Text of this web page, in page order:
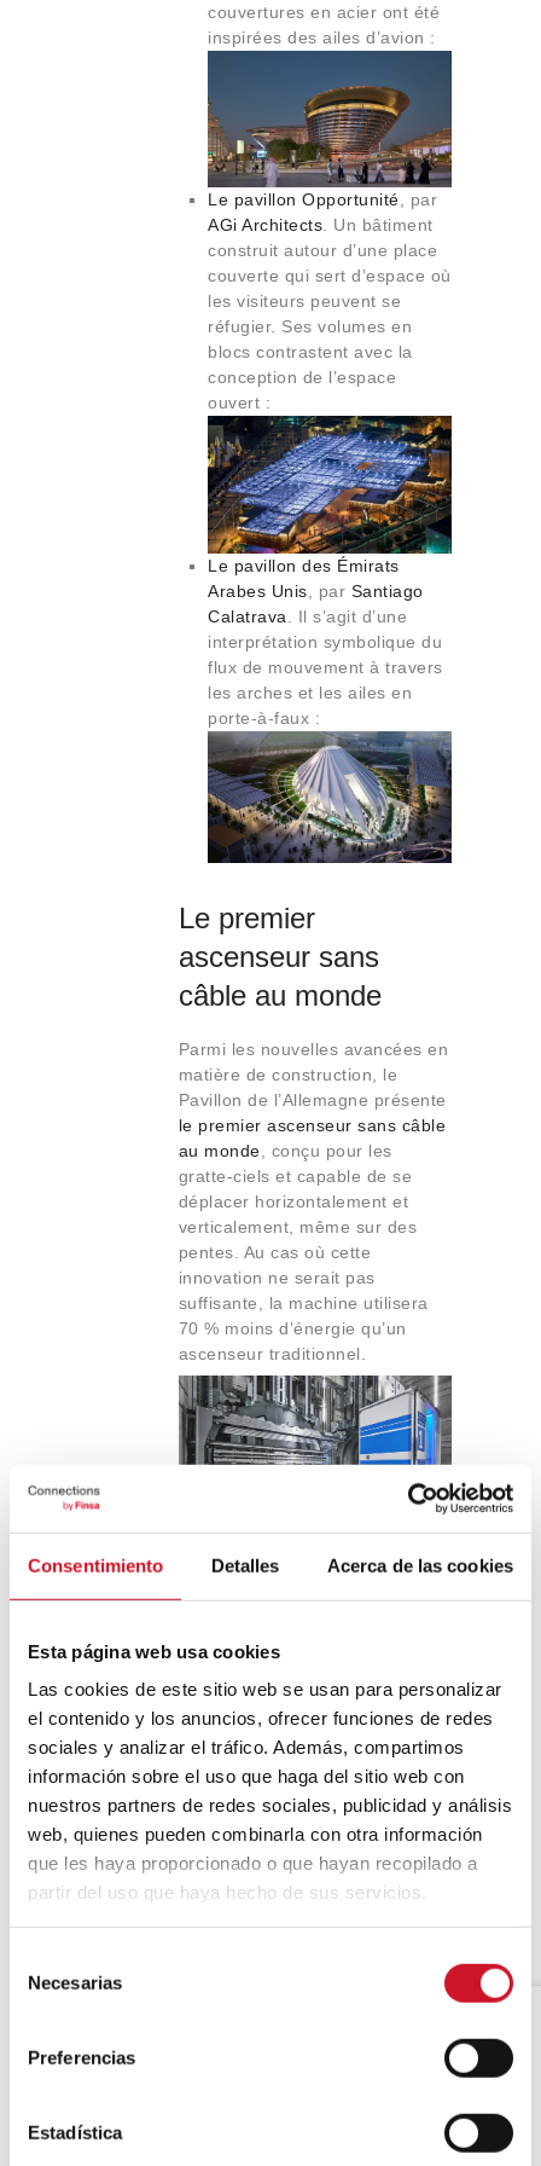
Consentimiento Detalles Acerca de las cookies
Esta página web usa cookies
Las cookies de este sitio web se usan para personalizar
el contenido y los anuncios, ofrecer funciones de redes
sociales y analizar el tráfico. Además, compartimos
información sobre el uso que haga del sitio web con
nuestros partners de redes sociales, publicidad y análisis
web, quienes pueden combinarla con otra información
que les haya proporcionado o que hayan recopilado a
partir del uso que haya hecho de sus servicios.
Necesarias
Preferencias
Estadística
couvertures en acier ont été
inspirées des ailes d’avion :
Le pavillon Opportunité , par
AGi Architects . Un bâtiment
construit autour d’une place
couverte qui sert d’espace où
les visiteurs peuvent se
réfugier. Ses volumes en
blocs contrastent avec la
conception de l’espace
ouvert :
Le pavillon des Émirats
Arabes Unis , par Santiago
Calatrava . Il s’agit d’une
interprétation symbolique du
flux de mouvement à travers
les arches et les ailes en
porte-à-faux :
Le premier
ascenseur sans
câble au monde
Parmi les nouvelles avancées en
matière de construction, le
Pavillon de l’Allemagne présente
le premier ascenseur sans câble
au monde , conçu pour les
gratte-ciels et capable de se
déplacer horizontalement et
verticalement, même sur des
pentes. Au cas où cette
innovation ne serait pas
suffisante, la machine utilisera
70 % moins d’énergie qu’un
ascenseur traditionnel.
District 2020
pharaoniques qui, après la fin
d’un événement, tombent aux
oubliettes. D’ici la fin de l’Expo
2020 Dubai, 80 % des terrains
District 2020
une ville
intelligente basée sur la
durabilité. Dans cet espace, des
zones résidentielles seront